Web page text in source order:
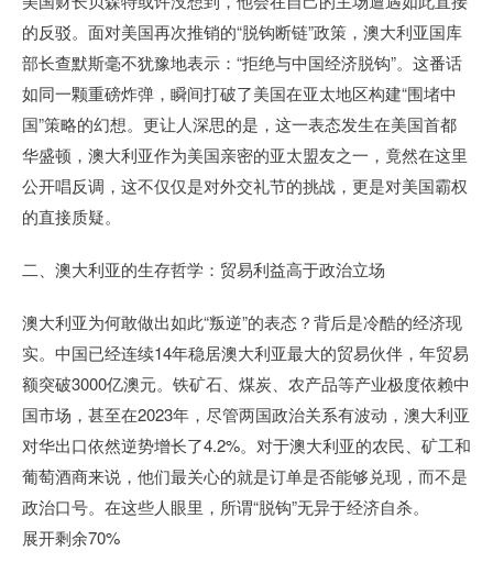
的反驳。面对美国再次推销的“脱钩断链”政策，澳大利亚国库
部长查默斯毫不犹豫地表示：“拒绝与中国经济脱钩”。这番话
如同一颗重磅炸弹，瞬间打破了美国在亚太地区构建“围堵中
国”策略的幻想。更让人深思的是，这一表态发生在美国首都
华盛顿，澳大利亚作为美国亲密的亚太盟友之一，竟然在这里
公开唱反调，这不仅仅是对外交礼节的挑战，更是对美国霸权
的直接质疑。
二、澳大利亚的生存哲学：贸易利益高于政治立场
澳大利亚为何敢做出如此“叛逆”的表态？背后是冷酷的经济现
实。中国已经连续14年稳居澳大利亚最大的贸易伙伴，年贸易
额突破3000亿澳元。铁矿石、煤炭、农产品等产业极度依赖中
国市场，甚至在2023年，尽管两国政治关系有波动，澳大利亚
对华出口依然逆势增长了4.2%。对于澳大利亚的农民、矿工和
葡萄酒商来说，他们最关心的就是订单是否能够兑现，而不是
政治口号。在这些人眼里，所谓“脱钩”无异于经济自杀。
展开剩余70%